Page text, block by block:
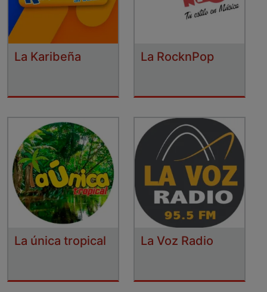
La Karibeña La RocknPop
La única tropical La Voz Radio